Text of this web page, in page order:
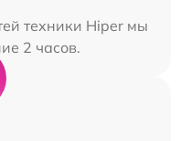
техники Hiper мы
2 часов.